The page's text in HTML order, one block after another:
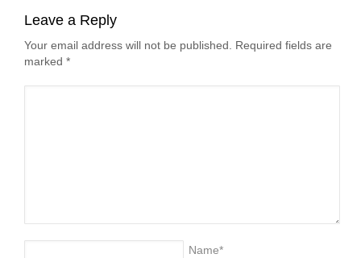
Leave a Reply
Your email address will not be published. Required fields are
marked *
Name*